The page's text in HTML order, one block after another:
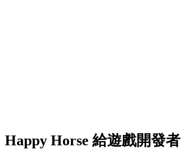
Happy Horse 給遊戲開發者